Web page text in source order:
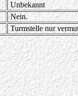
Unbekannt
Nein.
Turmstelle nur